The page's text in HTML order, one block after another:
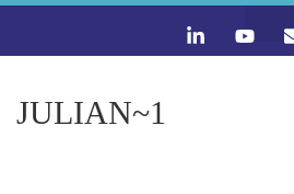
JULIAN~1